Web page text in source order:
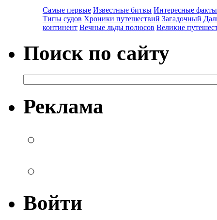
Самые первые Известные битвы Интересные факты
Типы судов Хроники путешествий Загадочный
континент Вечные льды полюсов Великие
Поиск по сайту
Реклама
Войти